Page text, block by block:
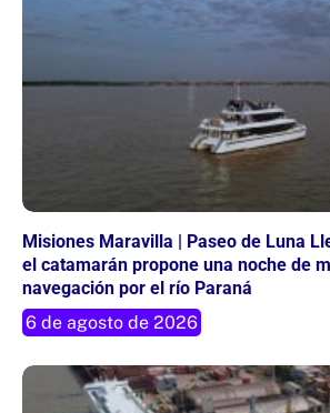
Misiones Maravilla | Paseo de Luna
el catamarán propone una noche de
navegación por el río Paraná
6 de agosto de 2026